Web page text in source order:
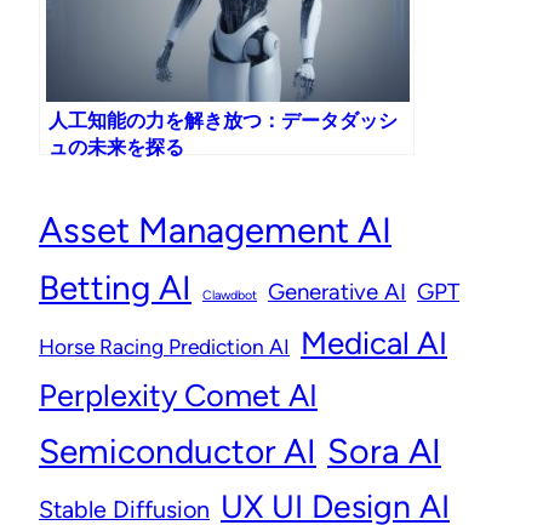
人工知能の力を解き放つ：データダッシ
ュの未来を探る
Asset Management AI
Betting AI Clawdbot Generative AI GPT
Horse Racing Prediction AI Medical AI
Perplexity Comet AI
Semiconductor AI Sora AI
Stable Diffusion UX UI Design AI